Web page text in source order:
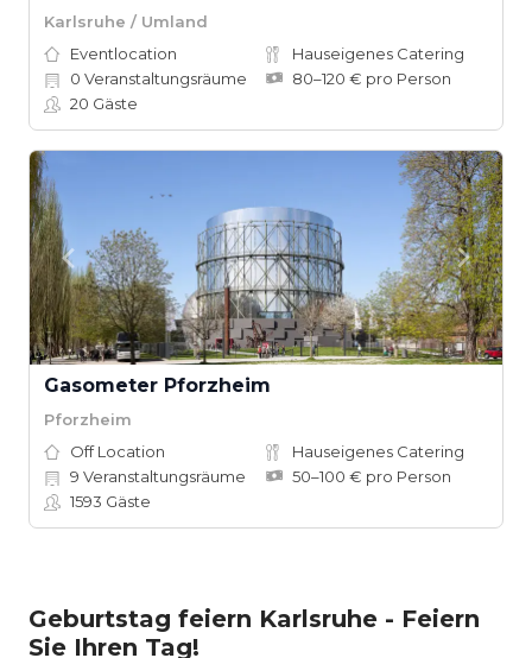
Karlsruhe / Umland
Eventlocation
Hauseigenes Catering
0 Veranstaltungsräume
80–120 € pro Person
20 Gäste
Gasometer Pforzheim
Pforzheim
Off Location
Hauseigenes Catering
9 Veranstaltungsräume
50–100 € pro Person
1593 Gäste
Geburtstag feiern Karlsruhe - Feiern
Sie Ihren Tag!